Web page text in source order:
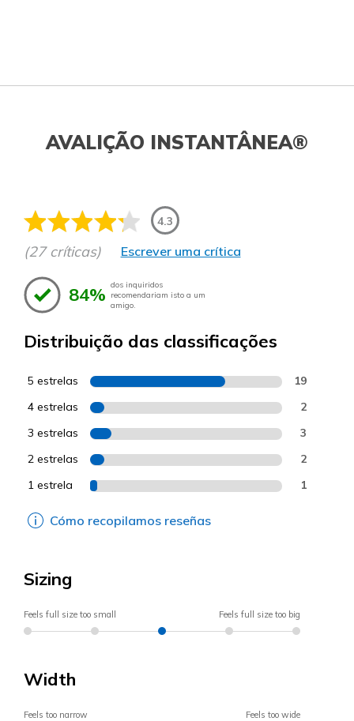
AVALIÇÃO INSTANTÂNEA®
4.3
(27 críticas) Escrever uma crítica
84% dos inquiridos
recomendariam isto a um
amigo.
Distribuição das classificações
5 estrelas 19
4 estrelas 2
3 estrelas 3
2 estrelas 2
1 estrela 1
Cómo recopilamos reseñas
Sizing
Feels full size too small Feels full size too big
Width
Feels too narrow Feels too wide